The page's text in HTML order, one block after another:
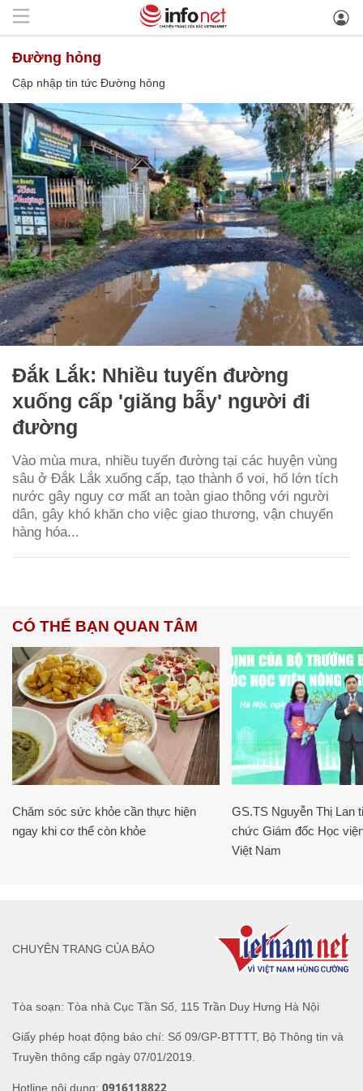
Đường hỏng
Cập nhập tin tức Đường hỏng
Đắk Lắk: Nhiều tuyến đường
xuống cấp 'giăng bẫy' người đi
đường
Vào mùa mưa, nhiều tuyến đường tại các huyện vùng
sâu ở Đắk Lắk xuống cấp, tạo thành ổ voi, hố lớn tích
nước gây nguy cơ mất an toàn giao thông với người
dân, gây khó khăn cho việc giao thương, vận chuyển
hàng hóa...
CÓ THỂ BẠN QUAN TÂM
Chăm sóc sức khỏe cần thực hiện
ngay khi cơ thể còn khỏe
GS.TS Nguyễn Thị Lan
chức Giám đốc Học
Việt Nam
Tòa soạn: Tòa nhà Cục Tần Số, 115 Trần Duy Hưng Hà Nội
Giấy phép hoạt động báo chí: Số 09/GP-BTTTT, Bộ Thông tin và
Truyền thông cấp ngày 07/01/2019.
Hotline nội dung: 0916118822
CHUYÊN TRANG CỦA BÁO